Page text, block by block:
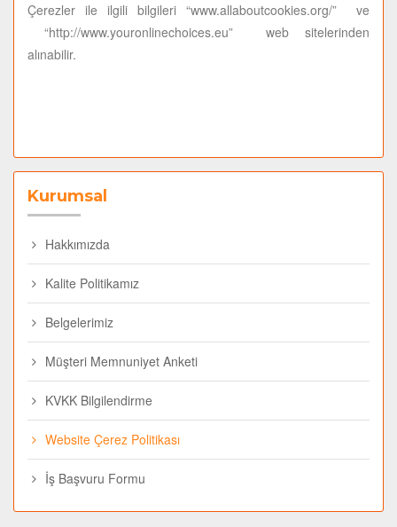
Çerezler ile ilgili bilgileri “www.allaboutcookies.org/” ve
“http://www.youronlinechoices.eu” web sitelerinden
alınabilir.
Kurumsal
Hakkımızda
Kalite Politikamız
Belgelerimiz
Müşteri Memnuniyet Anketi
KVKK Bilgilendirme
Website Çerez Politikası
İş Başvuru Formu